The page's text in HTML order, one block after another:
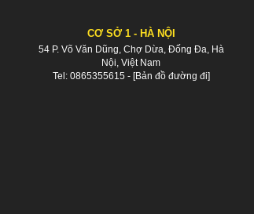
CƠ SỞ 1 - HÀ NỘI
54 P. Võ Văn Dũng, Chợ Dừa, Đống Đa, Hà
Nội, Việt Nam
Tel: 0865355615 - [Bản đồ đường đi]